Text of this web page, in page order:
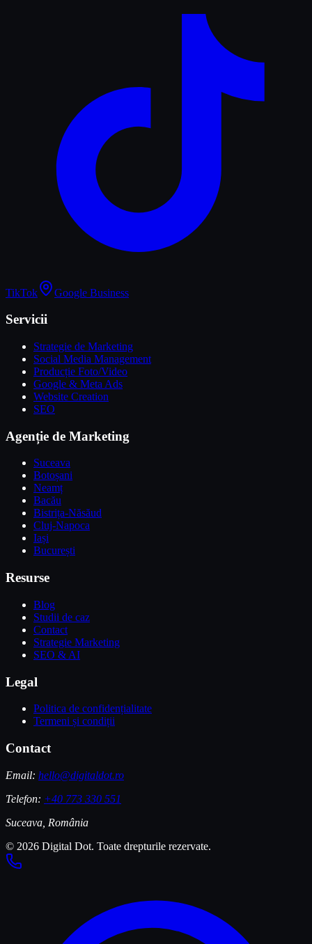
TikTok Google Business
Servicii
Strategie de Marketing
Social Media Management
Producție Foto/Video
Google & Meta Ads
Website Creation
SEO
Agenție de Marketing
Suceava
Botoșani
Neamț
Bacău
Bistrița-Năsăud
Cluj-Napoca
Iași
București
Resurse
Blog
Studii de caz
Contact
Strategie Marketing
SEO & AI
Legal
Politica de confidențialitate
Termeni și condiții
Contact
Email: hello@digitaldot.ro
Telefon: +40 773 330 551
Suceava, România
© 2026 Digital Dot. Toate drepturile rezervate.